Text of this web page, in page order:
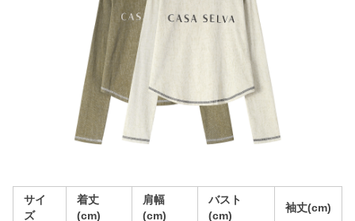
サイ
ズ
着丈
(cm)
肩幅
(cm)
バスト
(cm)
袖丈(cm)